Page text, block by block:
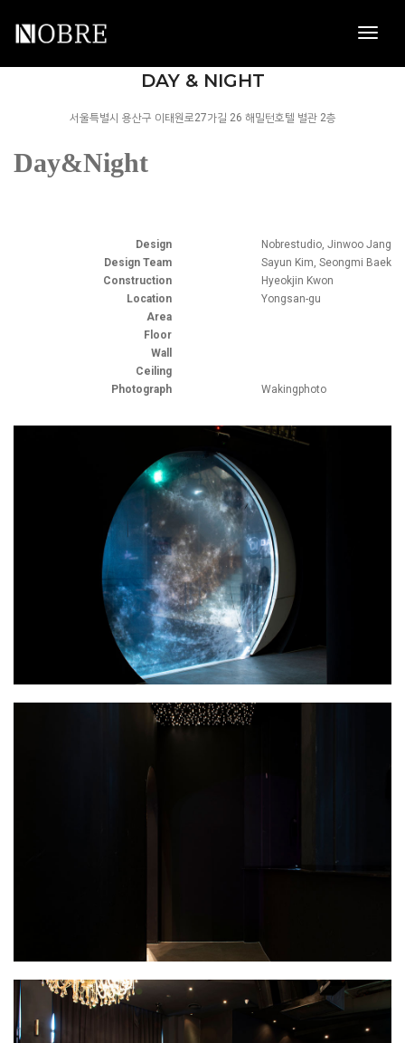
DAY & NIGHT
서울특별시 용산구 이태원로27가길 26 해밀턴호텔 별관 2층
Day&Night
Design
Design Team
Construction
Location
Area
Floor
Wall
Ceiling
Photograph
Nobrestudio, Jinwoo Jang
Sayun Kim, Seongmi Baek
Hyeokjin Kwon
Yongsan-gu
Wakingphoto